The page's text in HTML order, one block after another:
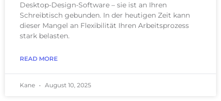
Desktop-Design-Software – sie ist an Ihren
Schreibtisch gebunden. In der heutigen Zeit kann
dieser Mangel an Flexibilität Ihren Arbeitsprozess
stark belasten.
READ MORE
Kane August 10, 2025